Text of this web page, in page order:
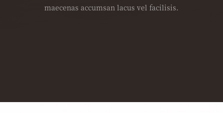
maecenas accumsan lacus vel facilisis.